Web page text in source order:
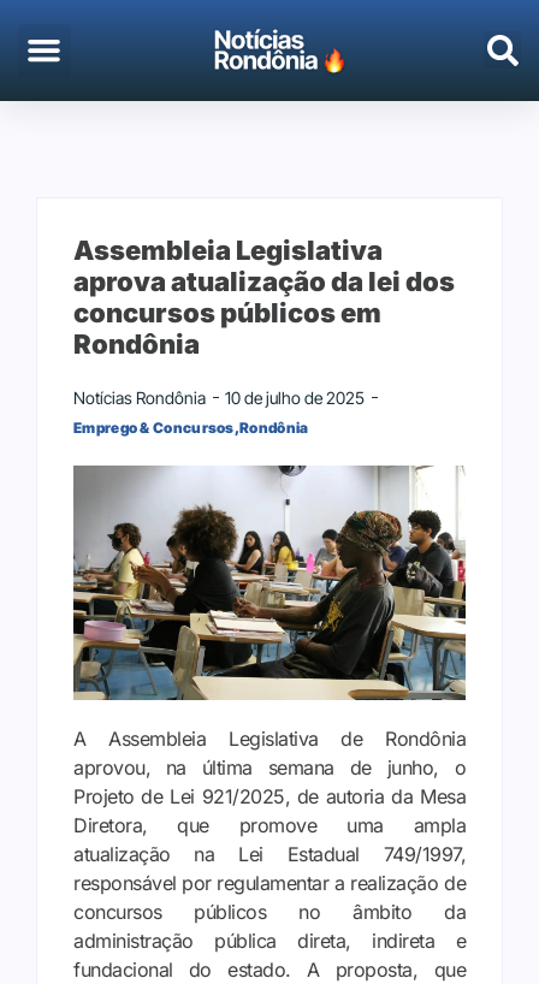
Assembleia Legislativa
aprova atualização da lei dos
concursos públicos em
Rondônia
Notícias Rondônia 10 de julho de 2025
Emprego & Concursos,Rondônia
A Assembleia Legislativa de Rondônia
aprovou, na última semana de junho, o
Projeto de Lei 921/2025, de autoria da Mesa
Diretora, que promove uma ampla
atualização na Lei Estadual 749/1997,
responsável por regulamentar a realização de
concursos públicos no âmbito da
administração pública direta, indireta e
fundacional do estado. A proposta, que